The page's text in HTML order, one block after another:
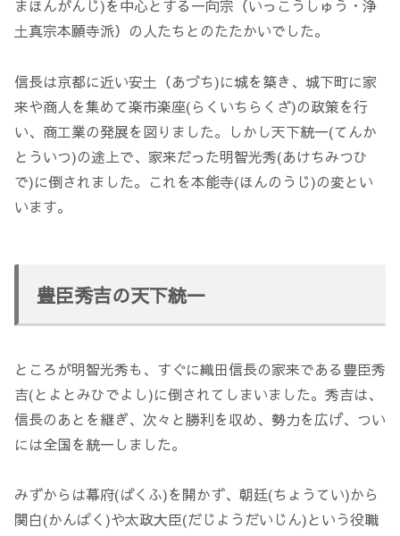
まほんがんじ)を中心とする一向宗（いっこうしゅう・浄
土真宗本願寺派）の人たちとのたたかいでした。
信長は京都に近い安土（あづち)に城を築き、城下町に家
来や商人を集めて楽市楽座(らくいちらくざ)の政策を行
い、商工業の発展を図りました。しかし天下統一(てんか
とういつ)の途上で、家来だった明智光秀(あけちみつひ
で)に倒されました。これを本能寺(ほんのうじ)の変とい
います。
豊臣秀吉の天下統一
ところが明智光秀も、すぐに織田信長の家来である豊臣秀
吉(とよとみひでよし)に倒されてしまいました。秀吉は、
信長のあとを継ぎ、次々と勝利を収め、勢力を広げ、つい
には全国を統一しました。
みずからは幕府(ばくふ)を開かず、朝廷(ちょうてい)から
関白(かんぱく)や太政大臣(だじようだいじん)という役職